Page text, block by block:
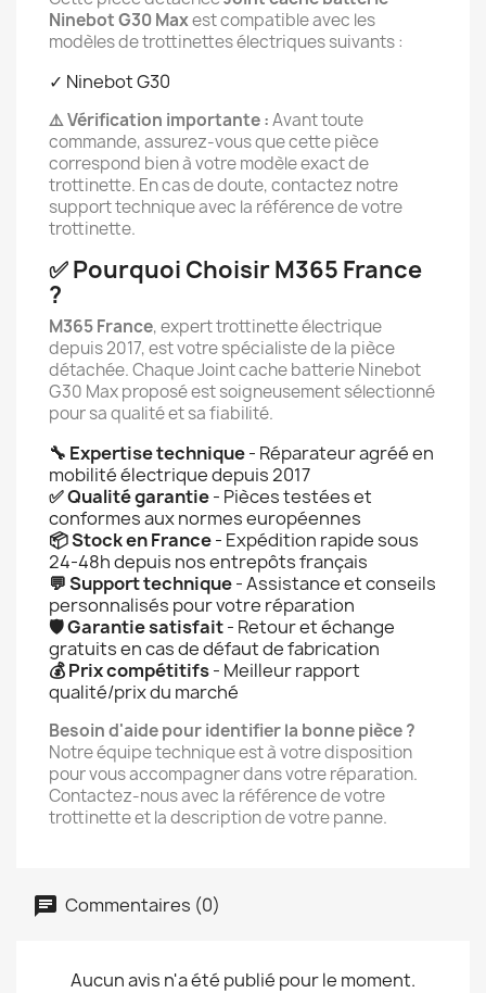
Ninebot G30 Maxest compatible avec les
modèles de trottinettes électriques suivants :
✓ Ninebot G30
⚠️ Vérification importante :Avant toute
commande, assurez-vous que cette pièce
correspond bien à votre modèle exact de
trottinette. En cas de doute, contactez notre
support technique avec la référence de votre
trottinette.
✅ Pourquoi Choisir M365 France
?
M365 France, expert trottinette électrique
depuis 2017, est votre spécialiste de la pièce
détachée. Chaque Joint cache batterie Ninebot
G30 Max proposé est soigneusement sélectionné
pour sa qualité et sa fiabilité.
🔧 Expertise technique- Réparateur agréé en
mobilité électrique depuis 2017
✅ Qualité garantie- Pièces testées et
conformes aux normes européennes
📦 Stock en France- Expédition rapide sous
24-48h depuis nos entrepôts français
💬 Support technique- Assistance et conseils
personnalisés pour votre réparation
🛡️ Garantie satisfait- Retour et échange
gratuits en cas de défaut de fabrication
💰 Prix compétitifs- Meilleur rapport
qualité/prix du marché
Besoin d'aide pour identifier la bonne pièce ?
Notre équipe technique est à votre disposition
pour vous accompagner dans votre réparation.
Contactez-nous avec la référence de votre
trottinette et la description de votre panne.
Commentaires (0)
Aucun avis n'a été publié pour le moment.